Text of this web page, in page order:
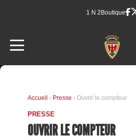
1 N 2 Boutique
Accueil › Presse › Ouvrir le compteur
PRESSE
OUVRIR LE COMPTEUR